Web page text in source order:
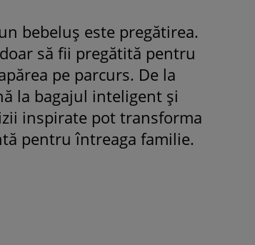
bebeluș este pregătirea.
să fii pregătită pentru
pe parcurs. De la
la bagajul inteligent și
inspirate pot transforma
pentru întreaga familie.